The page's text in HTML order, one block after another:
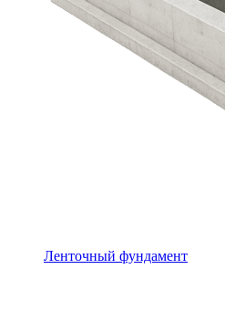
Ленточный фундамент